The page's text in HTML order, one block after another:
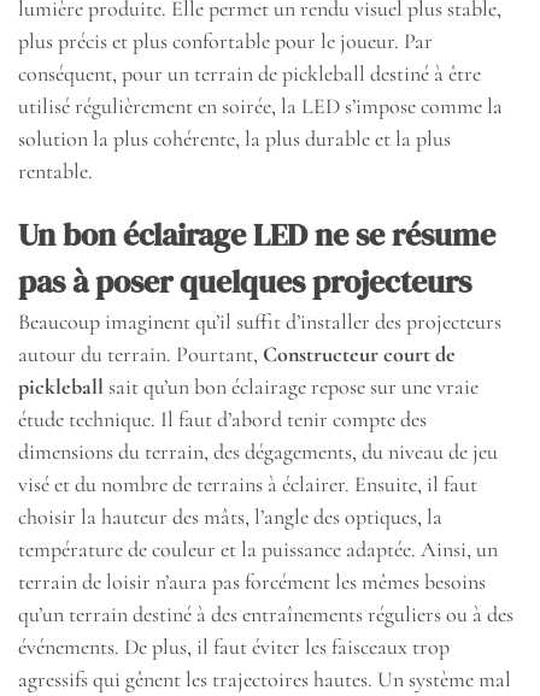
lumière produite. Elle permet un rendu visuel plus stable,
plus précis et plus confortable pour le joueur. Par
conséquent, pour un terrain de pickleball destiné à être
utilisé régulièrement en soirée, la LED s’impose comme la
solution la plus cohérente, la plus durable et la plus
rentable.
Un bon éclairage LED ne se résume
pas à poser quelques projecteurs
Beaucoup imaginent qu’il suffit d’installer des projecteurs
autour du terrain. Pourtant, Constructeur court de
pickleball sait qu’un bon éclairage repose sur une vraie
étude technique. Il faut d’abord tenir compte des
dimensions du terrain, des dégagements, du niveau de jeu
visé et du nombre de terrains à éclairer. Ensuite, il faut
choisir la hauteur des mâts, l’angle des optiques, la
température de couleur et la puissance adaptée. Ainsi, un
terrain de loisir n’aura pas forcément les mêmes besoins
qu’un terrain destiné à des entraînements réguliers ou à des
événements. De plus, il faut éviter les faisceaux trop
agressifs qui gênent les trajectoires hautes. Un système mal